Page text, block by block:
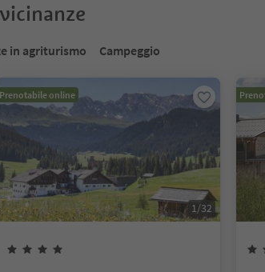
in agriturismo Campeggio
Prenotabile online
1/32